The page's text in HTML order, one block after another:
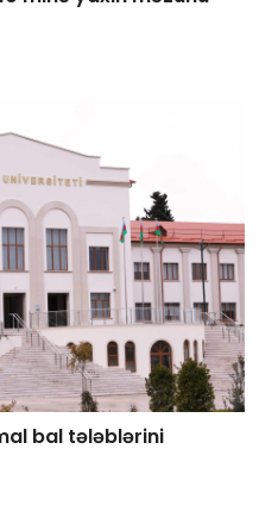
bal tələblərini